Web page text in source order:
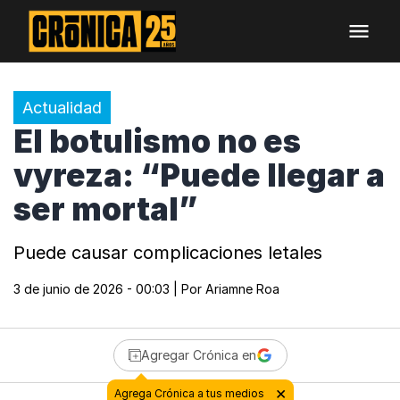
Actualidad
El botulismo no es
vyreza: “Puede llegar a
ser mortal”
Puede causar complicaciones letales
3 de junio de 2026 - 00:03 | Por Ariamne Roa
Agregar Crónica en